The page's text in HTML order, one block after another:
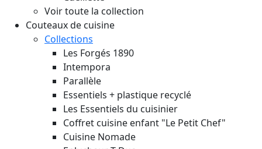
Voir toute la collection
Couteaux de cuisine
Collections
Les Forgés 1890
Intempora
Parallèle
Essentiels + plastique recyclé
Les Essentiels du cuisinier
Coffret cuisine enfant "Le Petit Chef"
Cuisine Nomade